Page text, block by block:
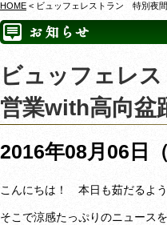
HOME < ビュッフェレストラン 特別夜
ビュッフェレ
営業with高向盆
2016年08月06日（
こんにちは！ 本日も茹だるよう
そこで涼感たっぷりのニュース